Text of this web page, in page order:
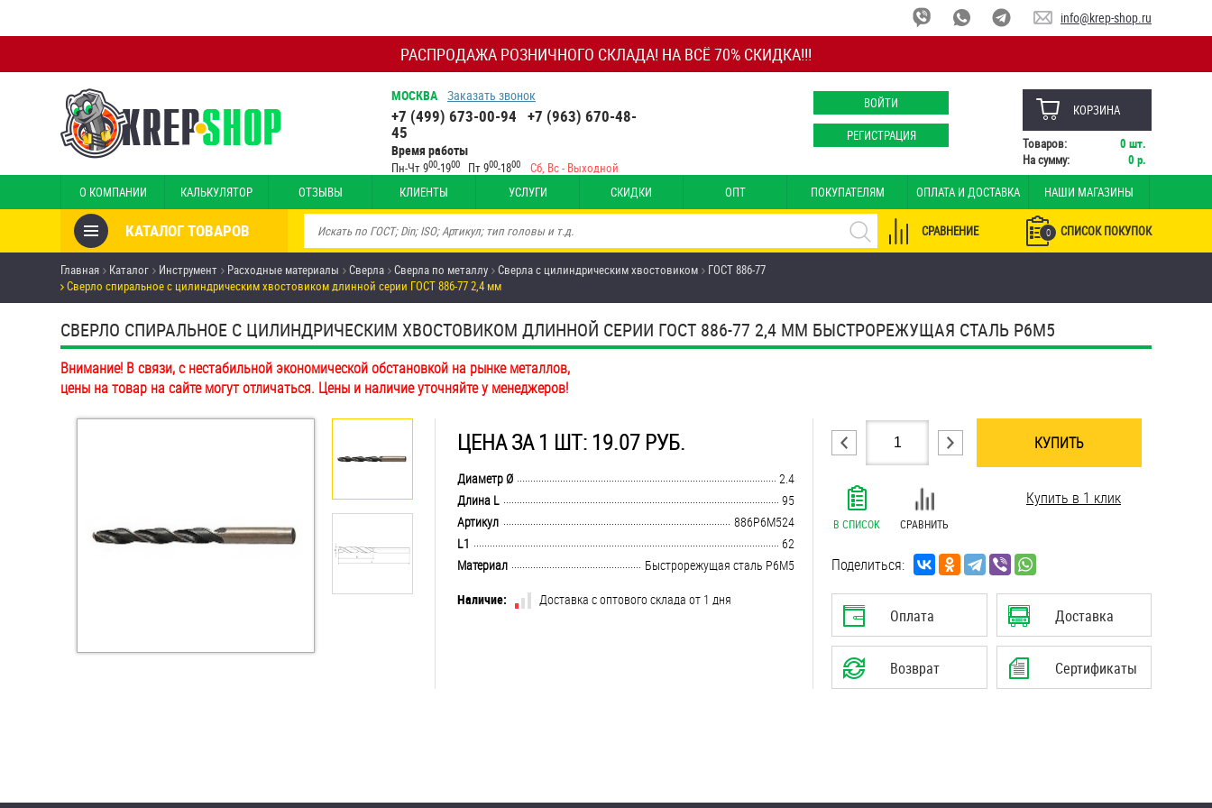
РАСПРОДАЖА РОЗНИЧНОГО СКЛАДА! НА ВСЁ 70% СКИДКА!!!
info@krep-shop.ru
МОСКВА Заказать звонок
+7 (499) 673-00-94 +7 (963) 670-48-
45
Время работы
Пн-Чт 900-1900 Пт 900-1800 Сб, Вс - Выходной
ВОЙТИ
РЕГИСТРАЦИЯ
КОРЗИНА
Товаров: 0 шт.
На сумму:
0 р.
О КОМПАНИИ КАЛЬКУЛЯТОР ОТЗЫВЫ КЛИЕНТЫ УСЛУГИ СКИДКИ ОПТ ПОКУПАТЕЛЯМ ОПЛАТА И ДОСТАВКА НАШИ МАГАЗИНЫ
КАТАЛОГ ТОВАРОВ 0 СПИСОК ПОКУПОК
СРАВНЕНИЕ
Товары со скидкой
Анкеры
Антивандальный крепёж,
инструмент
Болты и винты
Дюймовый крепёж
Инструмент
Главная Каталог Инструмент Расходные материалы Сверла Сверла по металлу Сверла с цилиндрическим хвостовиком
ГОСТ 886-77
Сверло спиральное с цилиндрическим хвостовиком длинной серии ГОСТ 886-77 2,4 мм
СВЕРЛО СПИРАЛЬНОЕ С ЦИЛИНДРИЧЕСКИМ ХВОСТОВИКОМ ДЛИННОЙ СЕРИИ ГОСТ 886-77 2,4 ММ БЫСТРОРЕЖУЩАЯ СТАЛЬ Р6М5
Внимание! В связи, с нестабильной экономической обстановкой на рынке металлов,
цены на товар на сайте могут отличаться. Цены и наличие уточняйте у менеджеров!
ЦЕНА ЗА 1 ШТ: 19.07 РУБ.
........................................................................................................................................................................................................
Диаметр Ø
2.4
........................................................................................................................................................................................................
Длина L
95
........................................................................................................................................................................................................
Артикул
886Р6М524
........................................................................................................................................................................................................
L1
62
........................................................................................................................................................................................................
Материал
Быстрорежущая сталь Р6М5
Наличие:
Доставка с оптового склада от 1 дня
КУПИТЬ
В СПИСОК СРАВНИТЬ
Купить в 1 клик
Поделиться:
Оплата Доставка
Возврат Сертификаты